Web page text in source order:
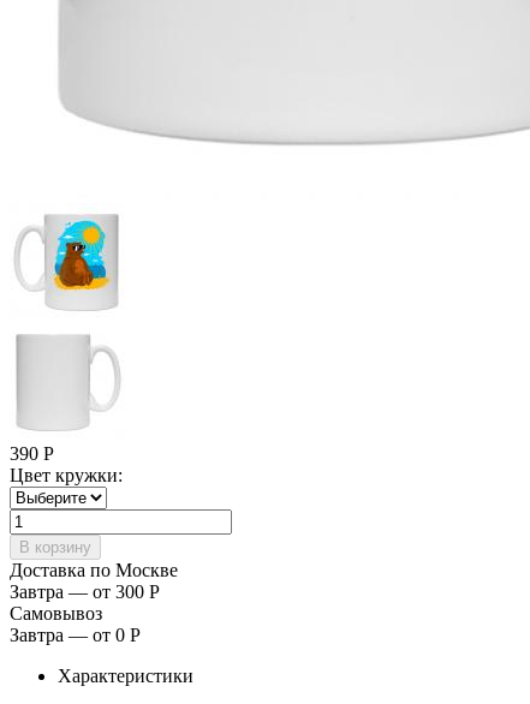
390 Р
Цвет кружки:
Доставка по Москве
Завтра — от 300 Р
Самовывоз
Завтра — от 0 Р
Характеристики